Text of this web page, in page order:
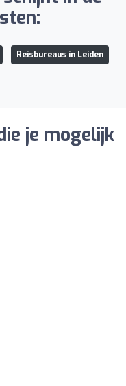
Reisbureaus in Leiden
je mogelijk